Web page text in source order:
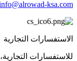
ksa.com
الاستفسارات التجارية
للاستفسارات